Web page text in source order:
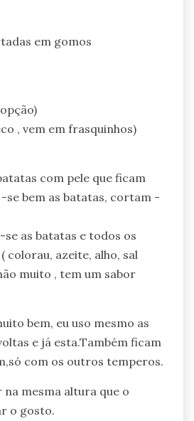
em gomos
, vem em frasquinhos)
com pele que ficam
se bem as batatas, cortam -
as batatas e todos os
colorau, azeite, alho, sal
muito , tem um sabor
bem, eu uso mesmo as
e já esta.Também ficam
com os outros temperos.
mesma altura que o
o gosto.